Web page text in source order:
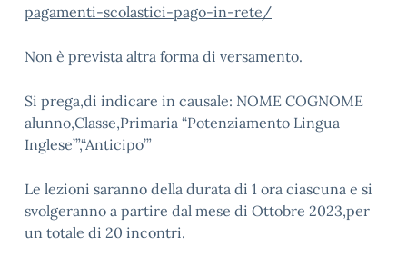
pagamenti-scolastici-pago-in-rete/
Non è prevista altra forma di versamento.
Si prega,di indicare in causale: NOME COGNOME
alunno,Classe,Primaria “Potenziamento Lingua
Inglese’”,“Anticipo’”
Le lezioni saranno della durata di 1 ora ciascuna e si
svolgeranno a partire dal mese di Ottobre 2023,per
un totale di 20 incontri.